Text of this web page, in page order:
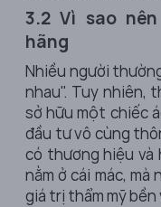
3.2 Vì sao
hãng
Nhiều người
nhau". Tuy nhiên,
sở hữu một chiếc
đầu tư vô cùng
có thương hiệu và
nằm ở cái mác, mà
giá trị thẩm mỹ bền